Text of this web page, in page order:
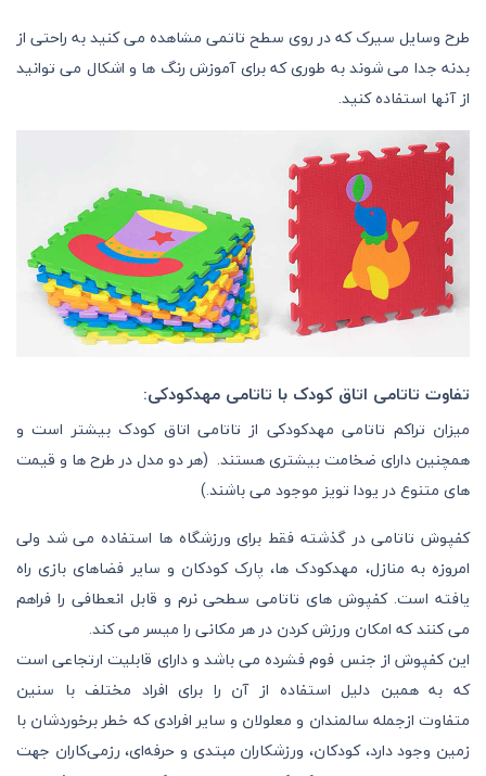
طرح وسایل سیرک که در روی سطح تاتمی مشاهده می کنید به راحتی از
بدنه جدا می شوند به طوری که برای آموزش رنگ ها و اشکال می توانید
از آنها استفاده کنید.
تفاوت تاتامی اتاق کودک با تاتامی مهدکودکی:
میزان تراکم تاتامی مهدکودکی از تاتامی اتاق کودک بیشتر است و
همچنین دارای ضخامت بیشتری هستند. (هر دو مدل در طرح ها و قیمت
های متنوع در یودا تویز موجود می باشند.)
کفپوش تاتامی در گذشته فقط برای ورزشگاه‌ ها استفاده می شد ولی
امروزه به منازل، مهدکودک ها، پارک کودکان و سایر فضاهای بازی راه
‌یافته است. کفپوش های تاتامی سطحی نرم و قابل انعطافی را فراهم
می کنند که امکان ورزش کردن در هر مکانی را میسر می کند.
این کفپوش از جنس فوم فشرده می باشد و دارای قابلیت ارتجاعی است
که به همین دلیل استفاده از آن را برای افراد مختلف با سنین
متفاوت ازجمله سالمندان و معلولان و سایر افرادی که خطر برخوردشان با
زمین وجود دارد، کودکان، ورزشکاران مبتدی و حرفه‌ای، رزمی‌کاران جهت